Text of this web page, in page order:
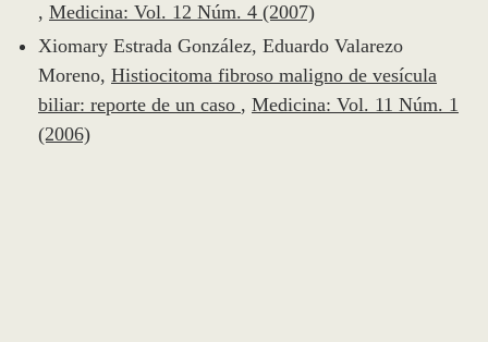
, Medicina: Vol. 12 Núm. 4 (2007)
Xiomary Estrada González, Eduardo Valarezo
Moreno, Histiocitoma fibroso maligno de vesícula
biliar: reporte de un caso , Medicina: Vol. 11 Núm. 1
(2006)